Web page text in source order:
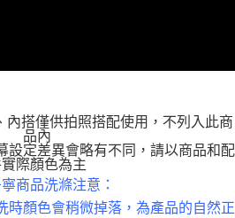
內搭僅供拍照搭配使用，不列入此商
品內
設定差異會略有不同，請以商品和配
際顏色為主
商品洗滌注意：
時顏色會稍微掉落，為產品的自然正